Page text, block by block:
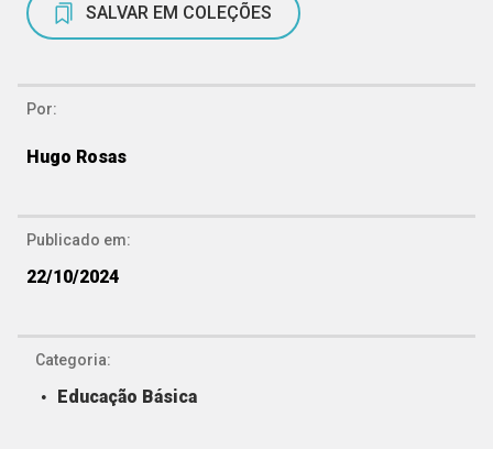
SALVAR EM COLEÇÕES
Por:
Hugo Rosas
Publicado em:
22/10/2024
Categoria:
Educação Básica